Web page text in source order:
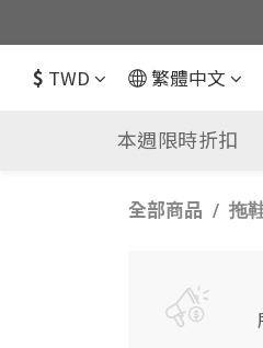
$ TWD 繁體中文
本週限時折扣
全部商品 拖